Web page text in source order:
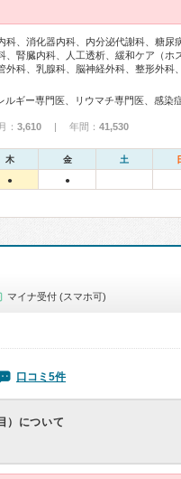
科、消化器内科、内分泌代謝科、糖尿
、腎臓内科、人工透析、緩和ケア（ホ
外科、乳腺科、脳神経外科、整形外科
3,610 | 年間： 41,530
木 金 土
● ●
マイナ受付 (スマホ可)
口コミ5件
）について